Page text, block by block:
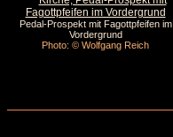
Pedal-Prospekt mit Fagottpfeifen im
Vordergrund
Photo: © Wolfgang Reich